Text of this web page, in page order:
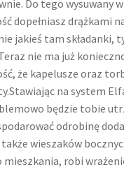
Do tego wysuwany
dopełniasz drążkami
jakieś tam składanki,
nie ma już
że kapelusze oraz
na system
będzie tobie
odrobinę
wieszaków
mieszkania, robi